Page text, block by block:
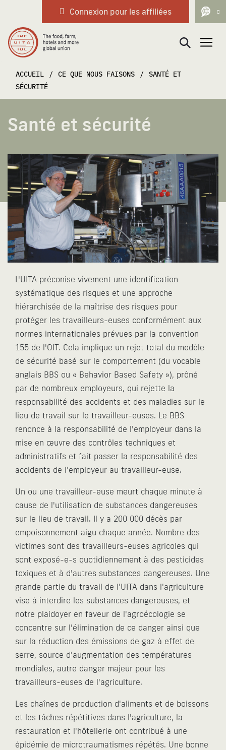
Connexion pour les affiliées
Navigation principale
ACCUEIL / CE QUE NOUS FAISONS / SANTÉ ET
SÉCURITÉ
Santé et sécurité
L'UITA préconise vivement une identification
systématique des risques et une approche
hiérarchisée de la maîtrise des risques pour
protéger les travailleurs-euses conformément aux
normes internationales prévues par la convention
155 de l'OIT. Cela implique un rejet total du modèle
de sécurité basé sur le comportement (du vocable
anglais BBS ou « Behavior Based Safety »), prôné
par de nombreux employeurs, qui rejette la
responsabilité des accidents et des maladies sur le
lieu de travail sur le travailleur-euses. Le BBS
renonce à la responsabilité de l'employeur dans la
mise en œuvre des contrôles techniques et
administratifs et fait passer la responsabilité des
accidents de l'employeur au travailleur-euse.
Un ou une travailleur-euse meurt chaque minute à
cause de l'utilisation de substances dangereuses
sur le lieu de travail. Il y a 200 000 décès par
empoisonnement aigu chaque année. Nombre des
victimes sont des travailleurs-euses agricoles qui
sont exposé-e-s quotidiennement à des pesticides
toxiques et à d'autres substances dangereuses. Une
grande partie du travail de l'UITA dans l'agriculture
vise à interdire les substances dangereuses, et
notre plaidoyer en faveur de l'agroécologie se
concentre sur l'élimination de ce danger ainsi que
sur la réduction des émissions de gaz à effet de
serre, source d'augmentation des températures
mondiales, autre danger majeur pour les
travailleurs-euses de l'agriculture.
Les chaînes de production d'aliments et de boissons
et les tâches répétitives dans l'agriculture, la
restauration et l'hôtellerie ont contribué à une
épidémie de microtraumatismes répétés. Une bonne